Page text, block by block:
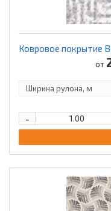
Ковровое покрытие
от
-